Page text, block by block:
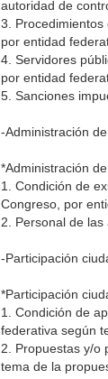
autoridad de
3. Procedimientos
por entidad
4. Servidores
por entidad
5. Sanciones
-Administración
*Administración
1. Condición de
Congreso, por
2. Personal de
-Participación
*Participación
1. Condición de
federativa según
2. Propuestas y/o
tema de la